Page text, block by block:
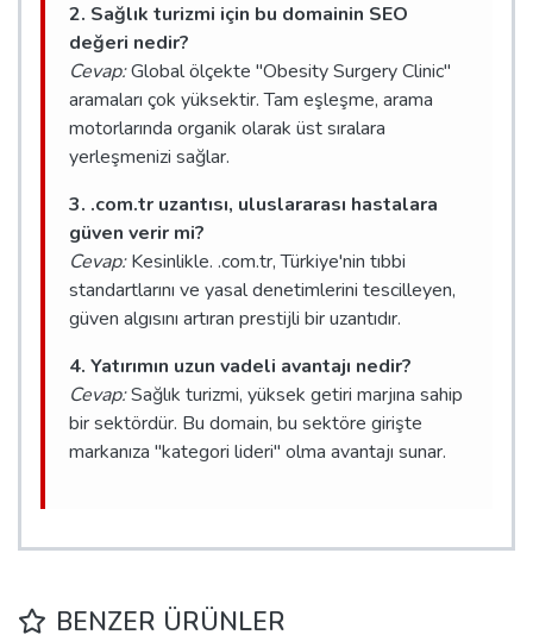
2. Sağlık turizmi için bu domainin SEO
değeri nedir?
Cevap:Global ölçekte "Obesity Surgery Clinic"
aramaları çok yüksektir. Tam eşleşme, arama
motorlarında organik olarak üst sıralara
yerleşmenizi sağlar.
3. .com.tr uzantısı, uluslararası hastalara
güven verir mi?
Cevap:Kesinlikle. .com.tr, Türkiye'nin tıbbi
standartlarını ve yasal denetimlerini tescilleyen,
güven algısını artıran prestijli bir uzantıdır.
4. Yatırımın uzun vadeli avantajı nedir?
Cevap:Sağlık turizmi, yüksek getiri marjına sahip
bir sektördür. Bu domain, bu sektöre girişte
markanıza "kategori lideri" olma avantajı sunar.
BENZER ÜRÜNLER